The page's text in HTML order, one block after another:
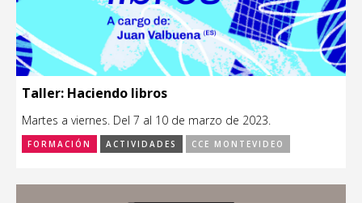
Taller: Haciendo libros
Martes a viernes. Del 7 al 10 de marzo de 2023.
FORMACIÓN ACTIVIDADES CCE MONTEVIDEO